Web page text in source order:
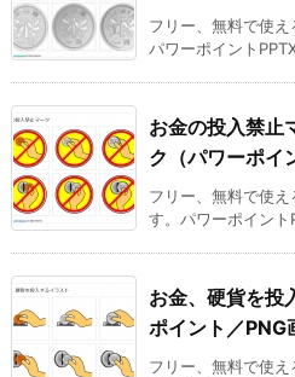
フリー、無料で使え
パワーポイント
お金の投入禁止
ク（パワーポイ
フリー、無料で使
す。パワーポイント
お金、硬貨を投
ポイント／PNG
フリー、無料で使